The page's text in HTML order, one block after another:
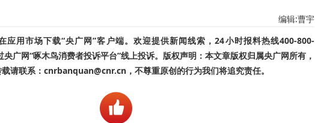
编辑:曹宇
应用市场下载“央广网”客户端。欢迎提供新闻线索，24小时报料热线400-800-
广网“啄木鸟消费者投诉平台”线上投诉。版权声明：本文章版权归属央广网所有，
请联系：cnrbanquan@cnr.cn，不尊重原创的行为我们将追究责任。